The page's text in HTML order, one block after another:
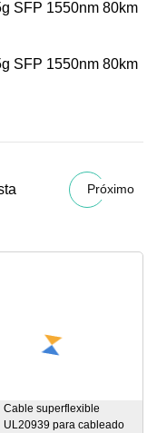
Próximo
Cable superflexible
UL20939 para cableado